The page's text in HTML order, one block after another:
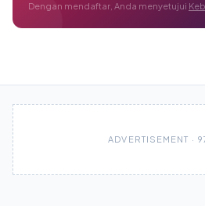
Dengan mendaftar, Anda menyetujui
ADVERTISEMENT ·